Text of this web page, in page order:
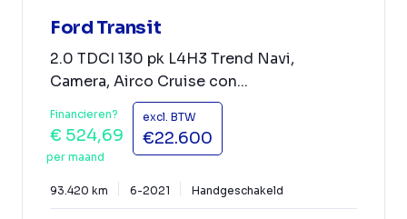
Ford Transit
2.0 TDCI 130 pk L4H3 Trend Navi,
Camera, Airco Cruise con...
Financieren?
€ 524,69
per maand
excl. BTW
€22.600
93.420 km 6-2021 Handgeschakeld